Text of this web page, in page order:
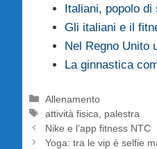
Italiani, popolo di
Gli italiani e il
Nel Regno Unito
La ginnastica
Categorie
Allenamento
Tag
attività fisica
palestra
Nike e l’app fitness NTC
Yoga: tra le vip è selfie